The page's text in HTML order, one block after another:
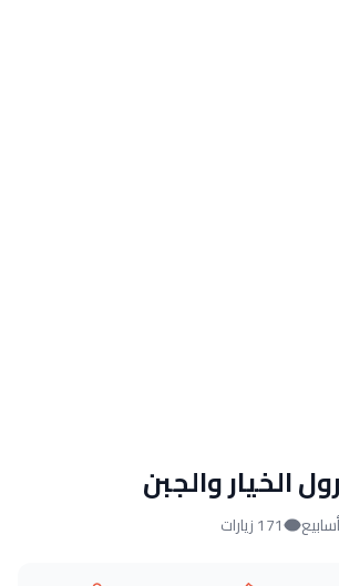
الخيار والجبن
171 زيارات